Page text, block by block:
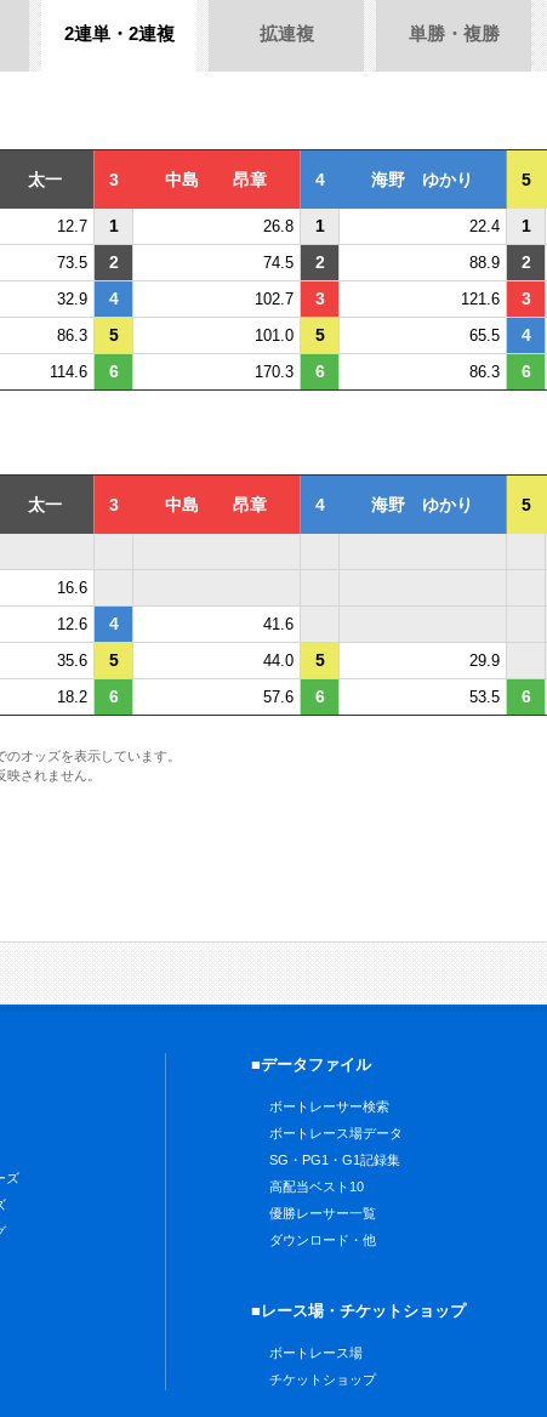
2連単・2連複 拡連複 単勝・複勝
太一 3 中島 昂章 4 海野 ゆかり 5
12.7 1 26.8 1 22.4 1
73.5 2 74.5 2 88.9 2
32.9 4 102.7 3 121.6 3
86.3 5 101.0 5 65.5 4
114.6 6 170.3 6 86.3 6
太一 3 中島 昂章 4 海野 ゆかり 5
16.6
12.6 4 41.6
35.6 5 44.0 5 29.9
18.2 6 57.6 6 53.5 6
オッズを表示しています。
されません。
ズ
■データファイル
ボートレーサー検索
ボートレース場データ
SG・PG1・G1記録集
高配当ベスト10
優勝レーサー一覧
ダウンロード・他
■レース場・チケットショップ
ボートレース場
チケットショップ